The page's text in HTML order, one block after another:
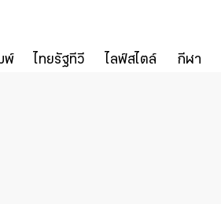
พ์ ไทยรัฐทีวี ไลฟ์สไตล์ กีฬา